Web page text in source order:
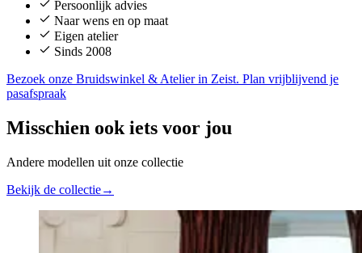
Persoonlijk advies
Naar wens en op maat
Eigen atelier
Sinds 2008
Bezoek onze Bruidswinkel & Atelier in Zeist. Plan vrijblijvend je
pasafspraak
Misschien ook iets voor jou
Andere modellen uit onze collectie
Bekijk de collectie→